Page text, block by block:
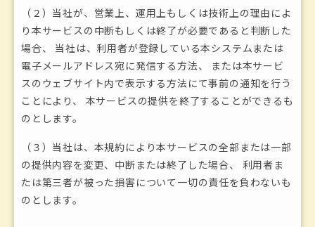
（２）当社が、営業上、運用上もしくは技術上の理由によ
り本サービスの中断もしくは終了が必要であると判断した
場合、 当社は、利用者が登録している本システムまたは
電子メールアドレス宛に発信する方法、 または本サービ
スのウェブサイト内で表示する方法にて事前の通知を行う
ことにより、 本サービスの提供を終了することができるも
のとします。
（３）当社は、本規約により本サービスの全部または一部
の提供内容を変更、中断または終了した場合、 利用者ま
たは第三者が被った損害について一切の責任を負わないも
のとします。